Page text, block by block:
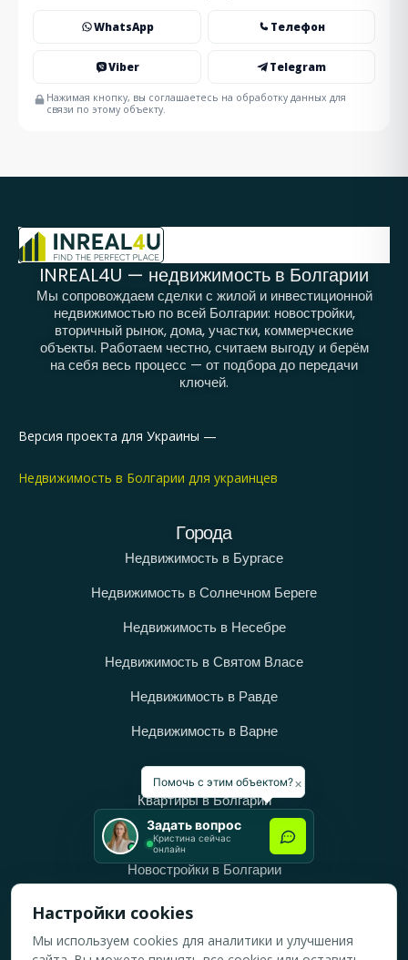
WhatsApp Телефон
Viber Telegram
Нажимая кнопку, вы соглашаетесь на обработку данных для
связи по этому объекту.
INREAL4U — недвижимость в Болгарии
Мы сопровождаем сделки с жилой и инвестиционной
недвижимостью по всей Болгарии: новостройки,
вторичный рынок, дома, участки, коммерческие
объекты. Работаем честно, считаем выгоду и берём
на себя весь процесс — от подбора до передачи
ключей.
Версия проекта для Украины —
Недвижимость в Болгарии для украинцев
Города
Недвижимость в Бургасе
Недвижимость в Солнечном Береге
Недвижимость в Несебре
Недвижимость в Святом Власе
Недвижимость в Равде
Недвижимость в Варне
Категории
Квартиры в Болгарии
Дома в Болгарии
Новостройки в Болгарии
Вторичное жильё в Болгарии
Рабочее время
×
Помочь с этим объектом?
Задать вопрос
Кристина сейчас
онлайн
Настройки cookies
Мы используем cookies для аналитики и улучшения